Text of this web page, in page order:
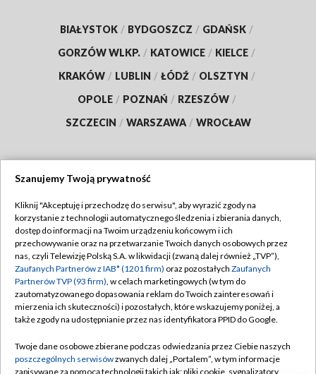
BIAŁYSTOK / BYDGOSZCZ / GDAŃSK /
GORZÓW WLKP. / KATOWICE / KIELCE /
KRAKÓW / LUBLIN / ŁÓDŹ / OLSZTYN /
OPOLE / POZNAŃ / RZESZÓW /
SZCZECIN / WARSZAWA / WROCŁAW
TVP
Abonament TVP
Emisja w TVP
Centrum informacji TVP
Naziemna Telewizja Cyfrowa
Rada Programowa
Regulamin TVP
Polityka prywatności
Moje zgody
Pomoc
Kontakt
Szanujemy Twoją prywatność
Kliknij "Akceptuję i przechodzę do serwisu", aby wyrazić zgody na
korzystanie z technologii automatycznego śledzenia i zbierania danych,
dostęp do informacji na Twoim urządzeniu końcowym i ich
przechowywanie oraz na przetwarzanie Twoich danych osobowych przez
nas, czyli Telewizję Polską S.A. w likwidacji (zwaną dalej również „TVP”),
Zaufanych Partnerów z IAB* (1201 firm) oraz pozostałych Zaufanych
Partnerów TVP (93 firm), w celach marketingowych (w tym do
zautomatyzowanego dopasowania reklam do Twoich zainteresowań i
mierzenia ich skuteczności) i pozostałych, które wskazujemy poniżej, a
także zgody na udostępnianie przez nas identyfikatora PPID do Google.
Twoje dane osobowe zbierane podczas odwiedzania przez Ciebie naszych
poszczególnych serwisówzwanych dalej „Portalem”, w tym informacje
zapisywane za pomocą technologii takich jak: pliki cookie, sygnalizatory